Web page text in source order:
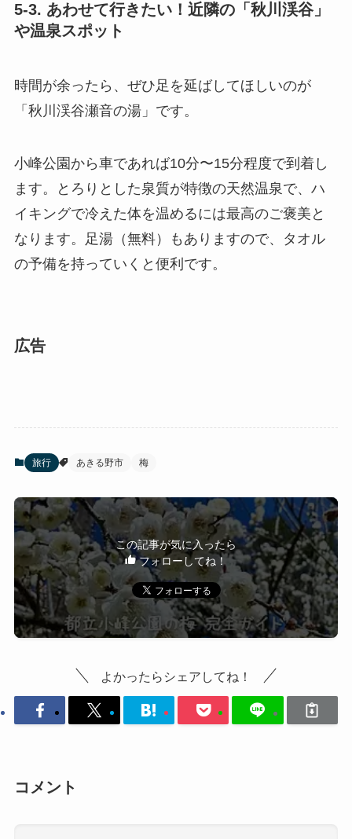
5-3. あわせて行きたい！近隣の「秋川渓谷」
や温泉スポット
時間が余ったら、ぜひ足を延ばしてほしいのが
「秋川渓谷瀬音の湯」です。
小峰公園から車であれば10分〜15分程度で到着し
ます。とろりとした泉質が特徴の天然温泉で、ハ
イキングで冷えた体を温めるには最高のご褒美と
なります。足湯（無料）もありますので、タオル
の予備を持っていくと便利です。
広告
旅行 あきる野市 梅
この記事が気に入ったら
フォローしてね！
よかったらシェアしてね！
コメント